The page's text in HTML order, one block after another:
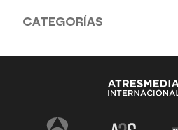
CATEGORÍAS
Antena 3 Noticias El
Tu cara me suena